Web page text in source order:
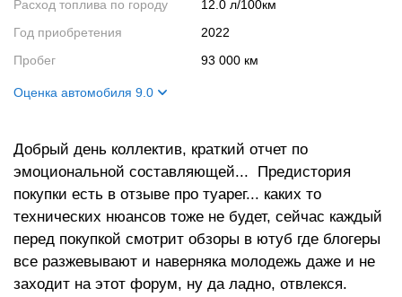
Расход топлива по городу
12.0 л/100км
Год приобретения
2022
Пробег
93 000 км
Оценка автомобиля 9.0
Салон
8
Двигатель
10
Ходовые качества
10
Добрый день коллектив, краткий отчет по
эмоциональной составляющей... Предистория
покупки есть в отзыве про туарег... каких то
технических нюансов тоже не будет, сейчас каждый
перед покупкой смотрит обзоры в ютуб где блогеры
все разжевывают и наверняка молодежь даже и не
заходит на этот форум, ну да ладно, отвлекся.